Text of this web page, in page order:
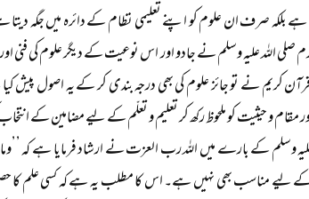
بلکہ صرف ان علوم کو اپنے تعلیمی نظام کے دائرہ میں جگہ
صلی اللہ علیہ وسلم نے جادو اور اس نوعیت کے دیگر علوم کی فنی
قرآن کریم نے تو جائز علوم کی بھی درجہ بندی کر کے یہ اصول
مقام و حیثیت کو ملحوظ رکھ کر تعلیم و تعلّم کے لیے مضامین کے
وسلم کے بارے میں اللہ رب العزت نے ارشاد فرمایا ہے کہ ’’وما
کے لیے مناسب بھی نہیں ہے۔ اس کا مطلب یہ ہے کہ کسی